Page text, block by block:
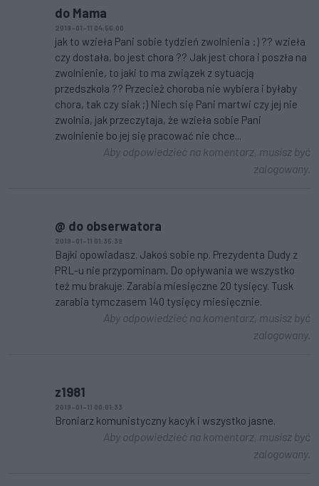
do Mama
2019-01-11 04:56:00
jak to wzieła Pani sobie tydzień zwolnienia :) ?? wzieła
czy dostała, bo jest chora ?? Jak jest chora i poszła na
zwolnienie, to jaki to ma związek z sytuacją
przedszkola ?? Przecież choroba nie wybiera i byłaby
chora, tak czy siak ;) Niech się Pani martwi czy jej nie
zwolnia, jak przeczytaja, że wzieła sobie Pani
zwolnienie bo jej się pracować nie chce...
Aby odpowiedzieć na komentarz, musisz być
zalogowany.
@ do obserwatora
2019-01-11 01:35:39
Bajki opowiadasz. Jakoś sobie np. Prezydenta Dudy z
PRL-u nie przypominam. Do opływania we wszystko
też mu brakuje. Zarabia miesięczne 20 tysięcy. Tusk
zarabia tymczasem 140 tysięcy miesięcznie.
Aby odpowiedzieć na komentarz, musisz być
zalogowany.
z1981
2019-01-11 00:01:33
Broniarz komunistyczny kacyk i wszystko jasne.
Aby odpowiedzieć na komentarz, musisz być
zalogowany.